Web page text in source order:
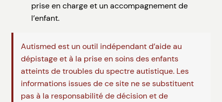
prise en charge et un accompagnement de
l’enfant.
Autismed est un outil indépendant d’aide au
dépistage et à la prise en soins des enfants
atteints de troubles du spectre autistique. Les
informations issues de ce site ne se substituent
pas à la responsabilité de décision et de